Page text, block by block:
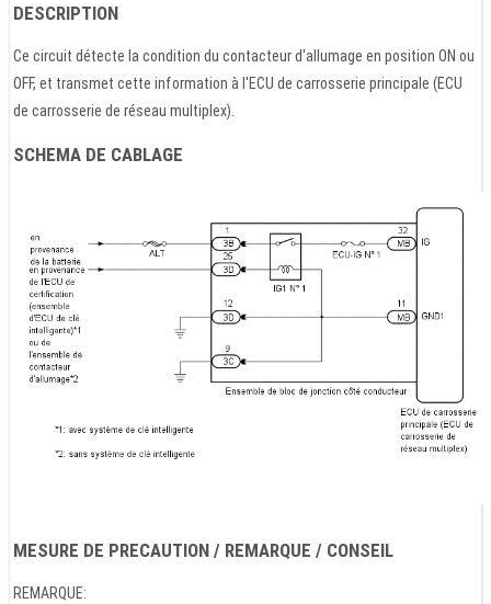
DESCRIPTION
Ce circuit détecte la condition du contacteur d'allumage en position ON ou
OFF, et transmet cette information à l'ECU de carrosserie principale (ECU
de carrosserie de réseau multiplex).
SCHEMA DE CABLAGE
MESURE DE PRECAUTION / REMARQUE / CONSEIL
REMARQUE: